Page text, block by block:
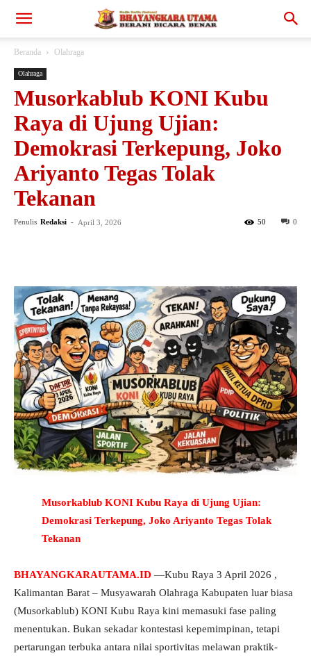
Beranda Olahraga
Olahraga
Musorkablub KONI Kubu
Raya di Ujung Ujian:
Demokrasi Terkepung, Joko
Ariyanto Tegas Tolak
Tekanan
Penulis Redaksi - April 3, 2026 0
50
Musorkablub KONI Kubu Raya di Ujung Ujian:
Demokrasi Terkepung, Joko Ariyanto Tegas Tolak
Tekanan
BHAYANGKARAUTAMA.ID —Kubu Raya 3 April 2026 ,
Kalimantan Barat – Musyawarah Olahraga Kabupaten luar biasa
(Musorkablub) KONI Kubu Raya kini memasuki fase paling
menentukan. Bukan sekadar kontestasi kepemimpinan, tetapi
pertarungan terbuka antara nilai sportivitas melawan praktik-